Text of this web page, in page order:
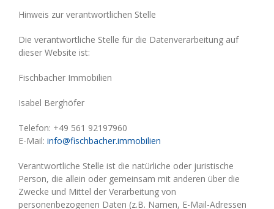
Hinweis zur verantwortlichen Stelle
Die verantwortliche Stelle für die Datenverarbeitung auf
dieser Website ist:
Fischbacher Immobilien
Isabel Berghöfer
Telefon: +49 561 92197960
E-Mail: info@fischbacher.immobilien
Verantwortliche Stelle ist die natürliche oder juristische
Person, die allein oder gemeinsam mit anderen über die
Zwecke und Mittel der Verarbeitung von
personenbezogenen Daten (z.B. Namen, E-Mail-Adressen